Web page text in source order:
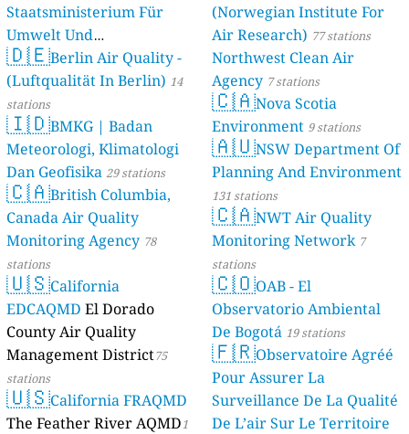
Staatsministerium Für
Umwelt Und
Verbraucherschutz) - LfU
46 stations
🇩🇪Berlin Air Quality -
(Luftqualität In Berlin) 14
stations
🇮🇩BMKG | Badan
Meteorologi, Klimatologi
Dan Geofisika 29 stations
🇨🇦British Columbia,
Canada Air Quality
Monitoring Agency 78
stations
🇺🇸California
EDCAQMD El Dorado
County Air Quality
Management District75
stations
🇺🇸California FRAQMD
The Feather River AQMD1
(Norwegian Institute For
Air Research) 77 stations
Northwest Clean Air
Agency 7 stations
🇨🇦Nova Scotia
Environment 9 stations
🇦🇺NSW Department Of
Planning And Environment
131 stations
🇨🇦NWT Air Quality
Monitoring Network 7
stations
🇨🇴OAB - El
Observatorio Ambiental
De Bogotá 19 stations
🇫🇷Observatoire Agréé
Pour Assurer La
Surveillance De La Qualité
De L’air Sur Le Territoire